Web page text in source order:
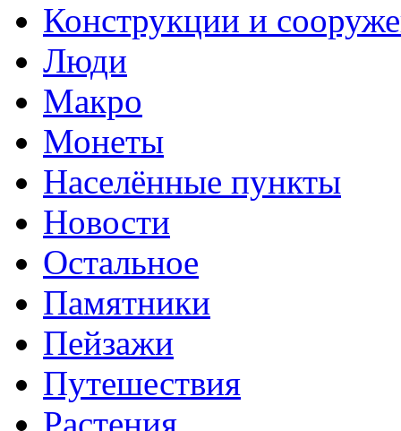
Конструкции и
Люди
Макро
Монеты
Населённые пункты
Новости
Остальное
Памятники
Пейзажи
Путешествия